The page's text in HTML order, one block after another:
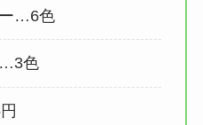
…6色
…3色